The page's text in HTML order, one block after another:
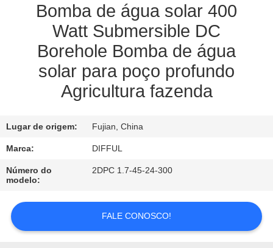
ORÇAMENTO
MAPA
PRIVACY
POLICY
Bomba de água solar 400
Watt Submersible DC
Borehole Bomba de água
solar para poço profundo
Agricultura fazenda
Lugar de origem: Fujian, China
Marca: DIFFUL
Número do
modelo:
2DPC 1.7-45-24-300
FALE CONOSCO!